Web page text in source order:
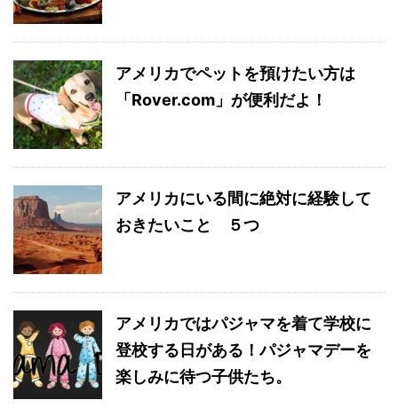
アメリカでペットを預けたい方は
「Rover.com」が便利だよ！
アメリカにいる間に絶対に経験して
おきたいこと ５つ
アメリカではパジャマを着て学校に
登校する日がある！パジャマデーを
楽しみに待つ子供たち。